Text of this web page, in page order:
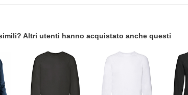
Altri utenti hanno acquistato anche questi